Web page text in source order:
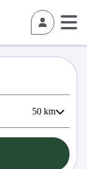
50 km